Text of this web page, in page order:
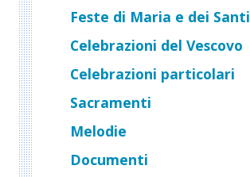
Feste di Maria e dei Santi
Celebrazioni del Vescovo
Celebrazioni particolari
Sacramenti
Melodie
Documenti